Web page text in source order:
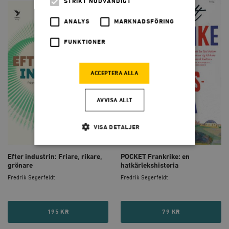
Efter industrin: Friare, rikare,
grönare
Fredrik Segerfeldt
195 KR
POCKET Frankrike: en
hatkärlekshistoria
Fredrik Segerfeldt
79 KR
ANALYS MARKNADSFÖRING
FUNKTIONER
ACCEPTERA ALLA
AVVISA ALLT
VISA DETALJER
Analys
Funktioner
och kontohantering. Webbplatsen kan inte användas
ordentligt utan strikt nödvändiga cookies.